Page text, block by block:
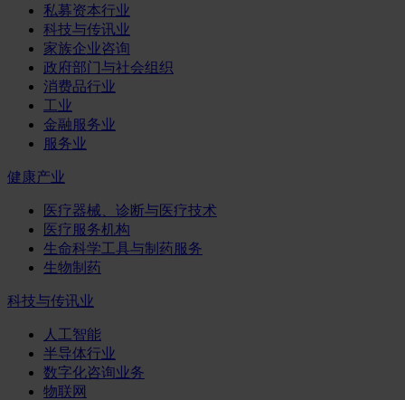
私募资本行业
科技与传讯业
家族企业咨询
政府部门与社会组织
消费品行业
工业
金融服务业
服务业
健康产业
医疗器械、诊断与医疗技术
医疗服务机构
生命科学工具与制药服务
生物制药
科技与传讯业
人工智能
半导体行业
数字化咨询业务
物联网